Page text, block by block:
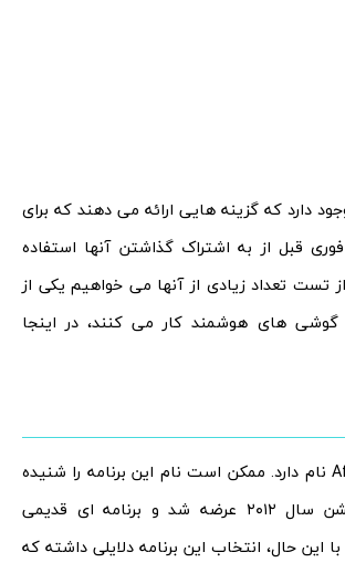
دارد که گزینه هایی ارائه می دهند که برای
قبل از به اشتراک گذاشتن آنها استفاده
تست تعداد زیادی از آنها می خواهیم یکی از
گوشی های هوشمند کار می کنند، در اینجا
این برنامه Afterlight نام دارد. ممکن است نام این برنامه را شنیده
باشید. این اپلیکیشن سال ۲۰۱۲ عرضه شد و برنامه ای قدیمی
حال، انتخاب این برنامه دلایلی داشته که